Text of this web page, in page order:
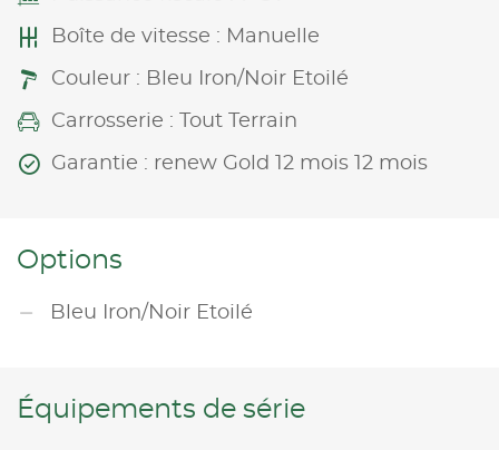
Boîte de vitesse : Manuelle
Couleur : Bleu Iron/Noir Etoilé
Carrosserie : Tout Terrain
Garantie : renew Gold 12 mois 12 mois
Options
Bleu Iron/Noir Etoilé
Équipements de série